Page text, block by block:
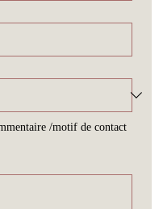
/motif de contact